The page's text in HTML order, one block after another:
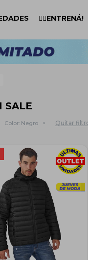
🏋️‍♂️ENTRENÁ!
SALE
Color: Negro Quitar